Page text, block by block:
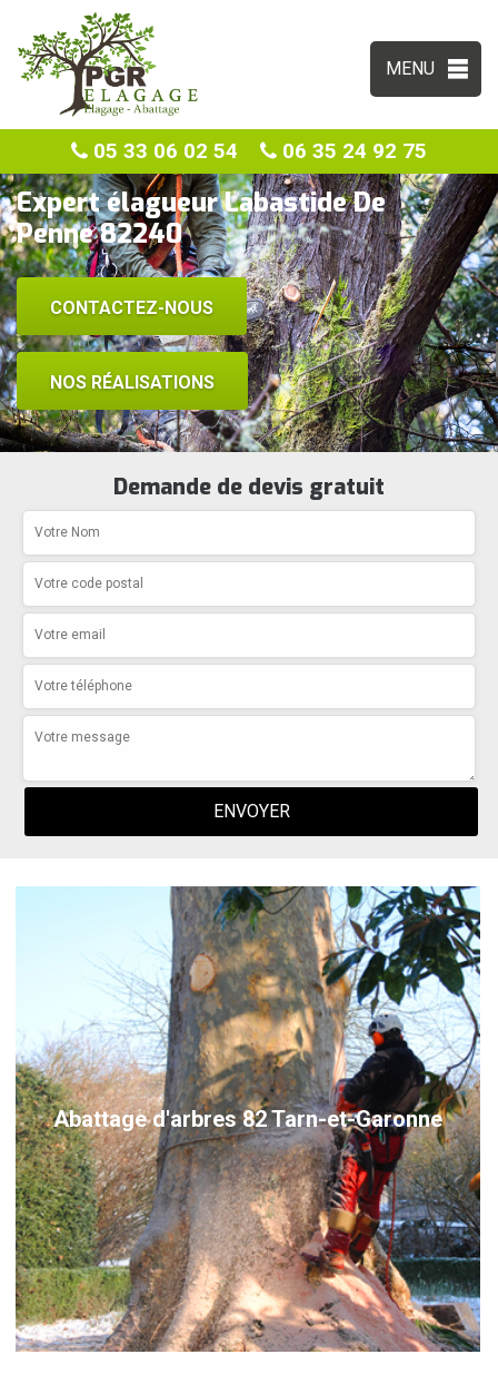
MENU
05 33 06 02 54 06 35 24 92 75
Expert élagueur Labastide De
Penne 82240
CONTACTEZ-NOUS
NOS RÉALISATIONS
Demande de devis gratuit
Abattage d'arbres 82 Tarn-et-Garonne